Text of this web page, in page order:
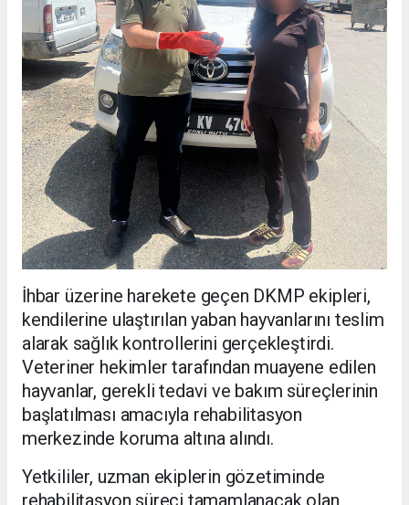
İhbar üzerine harekete geçen DKMP ekipleri,
kendilerine ulaştırılan yaban hayvanlarını teslim
alarak sağlık kontrollerini gerçekleştirdi.
Veteriner hekimler tarafından muayene edilen
hayvanlar, gerekli tedavi ve bakım süreçlerinin
başlatılması amacıyla rehabilitasyon
merkezinde koruma altına alındı.
Yetkililer, uzman ekiplerin gözetiminde
rehabilitasyon süreci tamamlanacak olan